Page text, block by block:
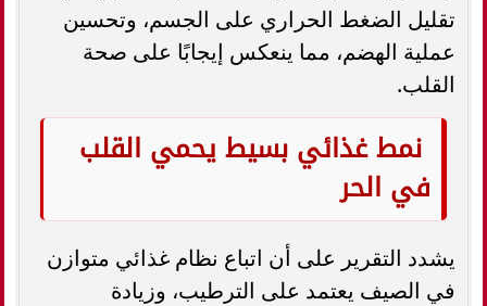
تقليل الضغط الحراري على الجسم، وتحسين
عملية الهضم، مما ينعكس إيجابًا على صحة
القلب.
نمط غذائي بسيط يحمي القلب
في الحر
يشدد التقرير على أن اتباع نظام غذائي متوازن
في الصيف يعتمد على الترطيب، وزيادة